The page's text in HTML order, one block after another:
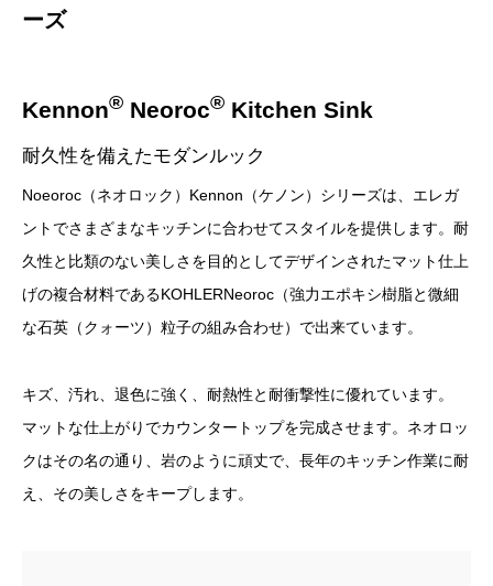
ーズ
Kennon® Neoroc® Kitchen Sink
耐久性を備えたモダンルック
Noeoroc（ネオロック）Kennon（ケノン）シリーズは、エレガ
ントでさまざまなキッチンに合わせてスタイルを提供します。耐
久性と比類のない美しさを目的としてデザインされたマット仕上
げの複合材料であるKOHLERNeoroc（強力エポキシ樹脂と微細
な石英（クォーツ）粒子の組み合わせ）で出来ています。
キズ、汚れ、退色に強く、耐熱性と耐衝撃性に優れています。
マットな仕上がりでカウンタートップを完成させます。ネオロッ
クはその名の通り、岩のように頑丈で、長年のキッチン作業に耐
え、その美しさをキープします。